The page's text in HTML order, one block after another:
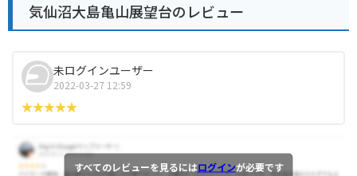
気仙沼大島亀山展望台のレビュー
未ログインユーザー
2022-03-27 12:59
すべてのレビューを見るにはログインが必要です